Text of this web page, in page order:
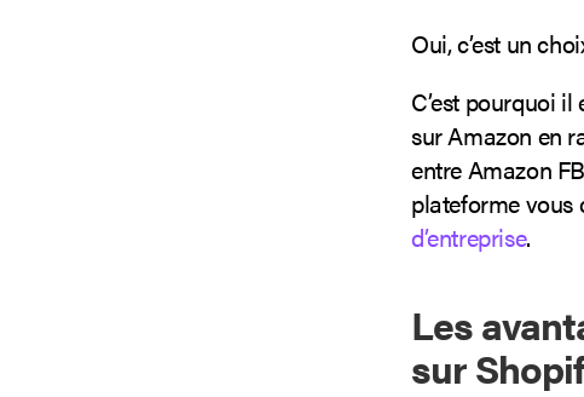
Oui, c’est un
C’est pourquoi
sur Amazon en
entre Amazon
plateforme vous
d’entreprise.
Les
sur